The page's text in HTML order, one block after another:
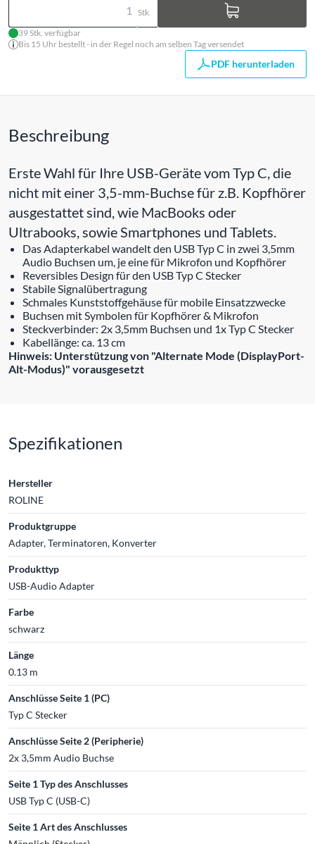
Stk
39 Stk. verfügbar
Bis 15 Uhr bestellt - in der Regel noch am selben Tag versendet
PDF herunterladen
Beschreibung
Erste Wahl für Ihre USB-Geräte vom Typ C, die
nicht mit einer 3,5-mm-Buchse für z.B. Kopfhörer
ausgestattet sind, wie MacBooks oder
Ultrabooks, sowie Smartphones und Tablets.
Das Adapterkabel wandelt den USB Typ C in zwei 3,5mm
Audio Buchsen um, je eine für Mikrofon und Kopfhörer
Reversibles Design für den USB Typ C Stecker
Stabile Signalübertragung
Schmales Kunststoffgehäuse für mobile Einsatzzwecke
Buchsen mit Symbolen für Kopfhörer & Mikrofon
Steckverbinder: 2x 3,5mm Buchsen und 1x Typ C Stecker
Kabellänge: ca. 13 cm
Hinweis: Unterstützung von "Alternate Mode (DisplayPort-
Alt-Modus)" vorausgesetzt
Spezifikationen
Hersteller
ROLINE
Produktgruppe
Adapter, Terminatoren, Konverter
Produkttyp
USB-Audio Adapter
Farbe
schwarz
Länge
0.13 m
Anschlüsse Seite 1 (PC)
Typ C Stecker
Anschlüsse Seite 2 (Peripherie)
2x 3,5mm Audio Buchse
Seite 1 Typ des Anschlusses
USB Typ C (USB-C)
Seite 1 Art des Anschlusses